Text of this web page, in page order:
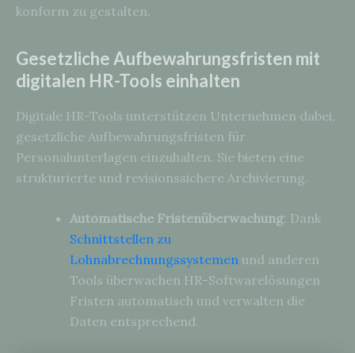
konform zu gestalten.
Gesetzliche Aufbewahrungsfristen mit
digitalen HR-Tools einhalten
Digitale HR-Tools unterstützen Unternehmen dabei,
gesetzliche Aufbewahrungsfristen für
Personalunterlagen einzuhalten. Sie bieten eine
strukturierte und revisionssichere Archivierung.
Automatische Fristenüberwachung: Dank
Schnittstellen zu
Lohnabrechnungssystemen und anderen
Tools überwachen HR-Softwarelösungen
Fristen automatisch und verwalten die
Daten entsprechend.